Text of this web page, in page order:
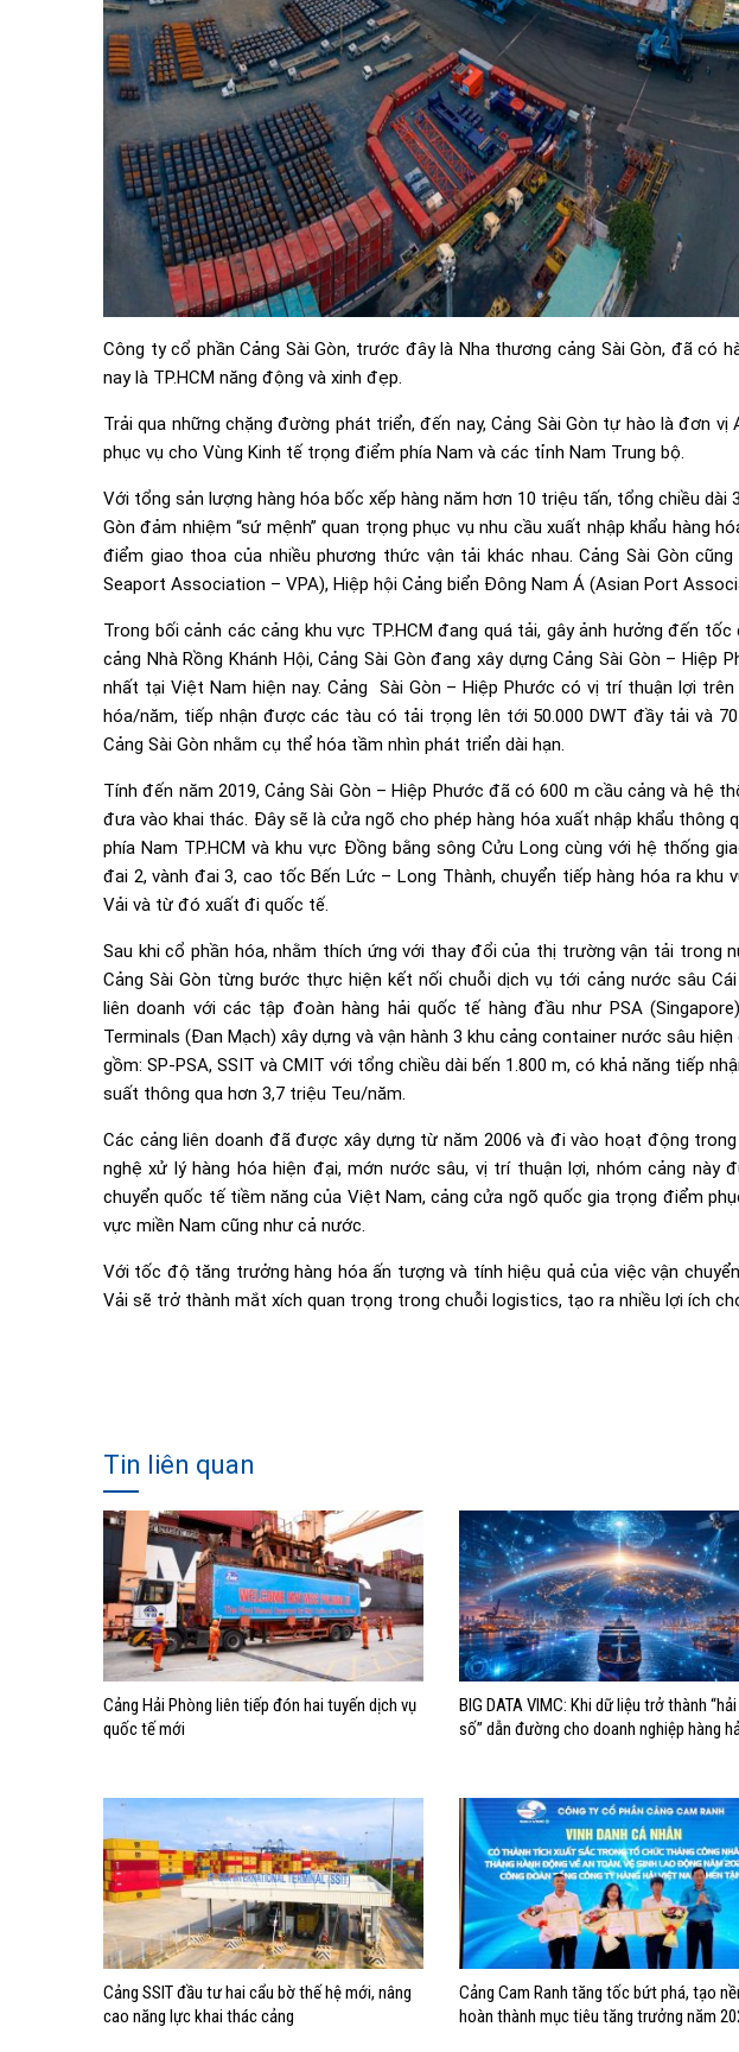
Công ty cổ phần Cảng Sài Gòn, trước đây là Nha thương cảng Sài Gòn, đã có
nay là TP.HCM năng động và xinh đẹp.
Trải qua những chặng đường phát triển, đến nay, Cảng Sài Gòn tự hào là đơn
phục vụ cho Vùng Kinh tế trọng điểm phía Nam và các tỉnh Nam Trung bộ.
Với tổng sản lượng hàng hóa bốc xếp hàng năm hơn 10 triệu tấn, tổng chiều dài
Gòn đảm nhiệm “sứ mệnh” quan trọng phục vụ nhu cầu xuất nhập khẩu hàng
điểm giao thoa của nhiều phương thức vận tải khác nhau. Cảng Sài Gòn
Seaport Association – VPA), Hiệp hội Cảng biển Đông Nam Á (Asian Port
Trong bối cảnh các cảng khu vực TP.HCM đang quá tải, gây ảnh hưởng đến
cảng Nhà Rồng Khánh Hội, Cảng Sài Gòn đang xây dựng Cảng Sài Gòn –
nhất tại Việt Nam hiện nay. Cảng Sài Gòn – Hiệp Phước có vị trí thuận lợi
hóa/năm, tiếp nhận được các tàu có tải trọng lên tới 50.000 DWT đầy tải và
Cảng Sài Gòn nhằm cụ thể hóa tầm nhìn phát triển dài hạn.
Tính đến năm 2019, Cảng Sài Gòn – Hiệp Phước đã có 600 m cầu cảng và hệ
đưa vào khai thác. Đây sẽ là cửa ngõ cho phép hàng hóa xuất nhập khẩu thông
phía Nam TP.HCM và khu vực Đồng bằng sông Cửu Long cùng với hệ thống
đai 2, vành đai 3, cao tốc Bến Lức – Long Thành, chuyển tiếp hàng hóa ra khu
Vải và từ đó xuất đi quốc tế.
Sau khi cổ phần hóa, nhằm thích ứng với thay đổi của thị trường vận tải trong
Cảng Sài Gòn từng bước thực hiện kết nối chuỗi dịch vụ tới cảng nước sâu
liên doanh với các tập đoàn hàng hải quốc tế hàng đầu như PSA
Terminals (Đan Mạch) xây dựng và vận hành 3 khu cảng container nước sâu
gồm: SP-PSA, SSIT và CMIT với tổng chiều dài bến 1.800 m, có khả năng tiếp
suất thông qua hơn 3,7 triệu Teu/năm.
Các cảng liên doanh đã được xây dựng từ năm 2006 và đi vào hoạt động
nghệ xử lý hàng hóa hiện đại, mớn nước sâu, vị trí thuận lợi, nhóm cảng này
chuyển quốc tế tiềm năng của Việt Nam, cảng cửa ngõ quốc gia trọng điểm
vực miền Nam cũng như cả nước.
Với tốc độ tăng trưởng hàng hóa ấn tượng và tính hiệu quả của việc vận
Vải sẽ trở thành mắt xích quan trọng trong chuỗi logistics, tạo ra nhiều lợi ích
Tin liên quan
Cảng Hải Phòng liên tiếp đón hai tuyến dịch vụ
quốc tế mới
BIG DATA VIMC: Khi dữ liệu trở thành
số” dẫn đường cho doanh nghiệp hàng
Cảng SSIT đầu tư hai cẩu bờ thế hệ mới, nâng
cao năng lực khai thác cảng
Cảng Cam Ranh tăng tốc bứt phá, tạo
hoàn thành mục tiêu tăng trưởng năm